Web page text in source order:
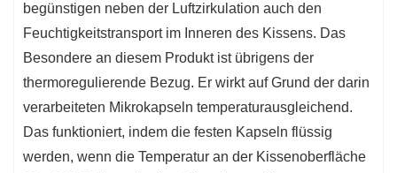
begünstigen neben der Luftzirkulation auch den
Feuchtigkeitstransport im Inneren des Kissens. Das
Besondere an diesem Produkt ist übrigens der
thermoregulierende Bezug. Er wirkt auf Grund der darin
verarbeiteten Mikrokapseln temperaturausgleichend.
Das funktioniert, indem die festen Kapseln flüssig
werden, wenn die Temperatur an der Kissenoberfläche